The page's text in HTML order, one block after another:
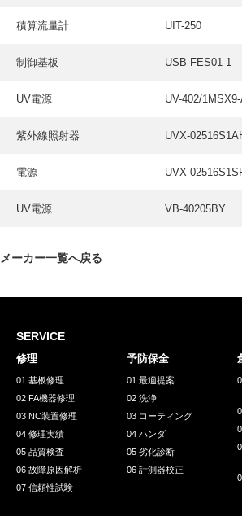
積算流量計 UIT-250
制御基板 USB-FES01-1
UV電源 UV-402/
紫外線照射器 UVX-
電源 UVX-
UV電源 VB-40205BY
メーカー一覧へ戻る
SERVICE
修理
01 基板修理
02 FA機器修理
03 NC装置修理
04 修理実績
05 品質検査
06 故障原因解析
07 信頼性試験
予防保全
01 最適提案
02 洗浄
03 コーティング
04 ハンダ
05 劣化診断
06 計測器校正